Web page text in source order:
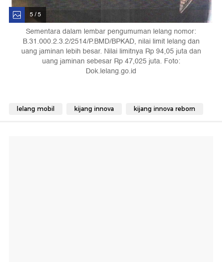
5 / 5
Sementara dalam lembar pengumuman lelang nomor:
B.31.000.2.3.2/2514/P.BMD/BPKAD, nilai limit lelang dan
uang jaminan lebih besar. Nilai limitnya Rp 94,05 juta dan
uang jaminan sebesar Rp 47,025 juta. Foto:
Dok.lelang.go.id
lelang mobil kijang innova kijang innova reborn